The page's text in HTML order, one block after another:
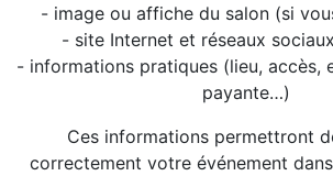
- image ou affiche du salon (si
- site Internet et réseaux
- informations pratiques (lieu, accès,
payante…)
Ces informations permettront
correctement votre événement dans